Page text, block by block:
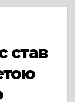
став